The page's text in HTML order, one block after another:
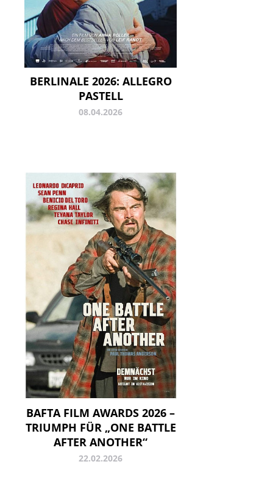
BERLINALE 2026: ALLEGRO
PASTELL
08.04.2026
BAFTA FILM AWARDS 2026 –
TRIUMPH FÜR „ONE BATTLE
AFTER ANOTHER“
22.02.2026